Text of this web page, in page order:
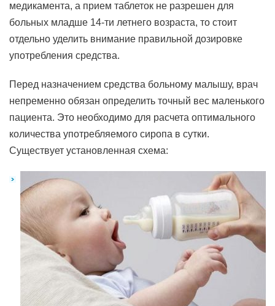
медикамента, а прием таблеток не разрешен для
больных младше 14-ти летнего возраста, то стоит
отдельно уделить внимание правильной дозировке
употребления средства.
Перед назначением средства больному малышу, врач
непременно обязан определить точный вес маленького
пациента. Это необходимо для расчета оптимального
количества употребляемого сиропа в сутки.
Существует установленная схема: